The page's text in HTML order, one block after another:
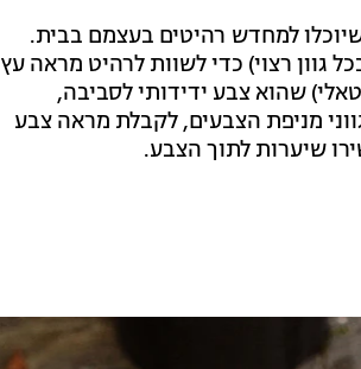
למחדש רהיטים בעצמם בבית.
גוון רצוי) כדי לשוות לרהיט מראה עץ
שהוא צבע ידידותי לסביבה,
אפילו לצביעת חדרי תינוקות וילדים, וניתן לגיוון ב- 1650 גווני מניפת הצבעים, לקבלת מראה צבע
שיערות לתוך הצבע.